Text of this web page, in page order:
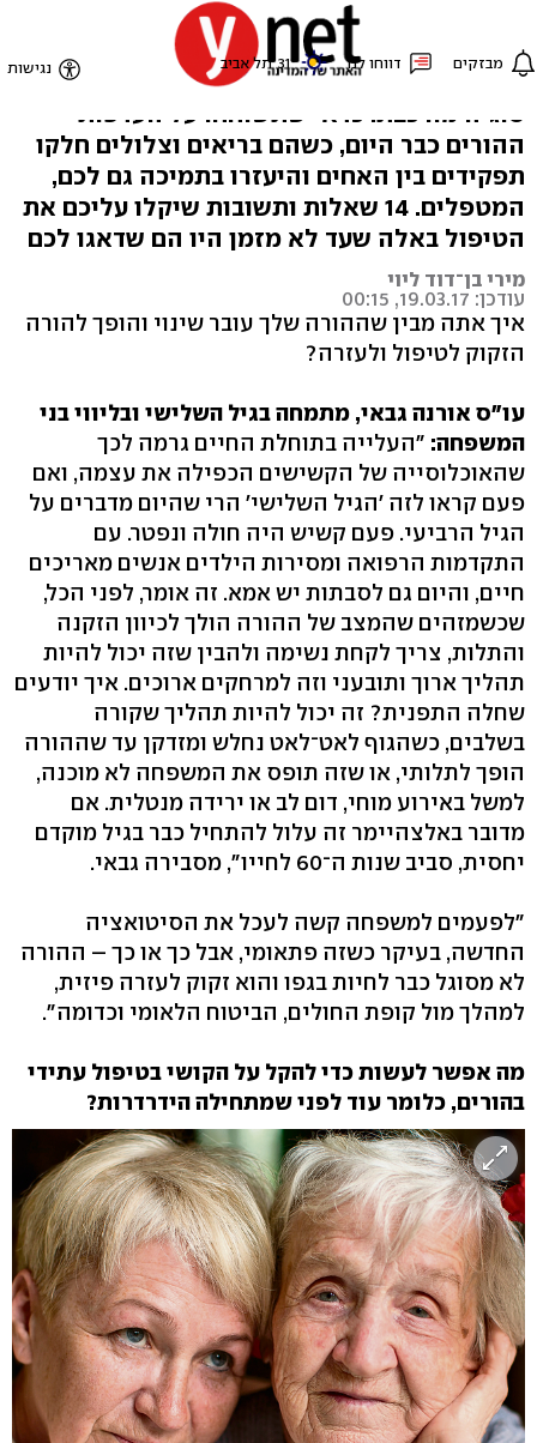
טפל בי לעת זקנה
טיפול בהורים מבוגרים ולעיתים סיעודיים הוא
סוגיה מורכבת. כדאי שתשוחחו על העדפות
ההורים כבר היום, כשהם בריאים וצלולים חלקו
תפקידים בין האחים והיעזרו בתמיכה גם לכם,
המטפלים. 14 שאלות ותשובות שיקלו עליכם את
הטיפול באלה שעד לא מזמן היו הם שדאגו לכם
מירי בן־דוד ליוי
עודכן: 19.03.17, 00:15
איך אתה מבין שההורה שלך עובר שינוי והופך להורה
הזקוק לטיפול ולעזרה?
עו"ס אורנה גבאי, מתמחה בגיל השלישי ובליווי בני
המשפחה: "העלייה בתוחלת החיים גרמה לכך
שהאוכלוסייה של הקשישים הכפילה את עצמה, ואם
פעם קראו לזה 'הגיל השלישי' הרי שהיום מדברים על
הגיל הרביעי. פעם קשיש היה חולה ונפטר. עם
התקדמות הרפואה ומסירות הילדים אנשים מאריכים
חיים, והיום גם לסבתות יש אמא. זה אומר, לפני הכל,
שכשמזהים שהמצב של ההורה הולך לכיוון הזקנה
והתלות, צריך לקחת נשימה ולהבין שזה יכול להיות
תהליך ארוך ותובעני וזה למרחקים ארוכים. איך יודעים
שחלה התפנית? זה יכול להיות תהליך שקורה
בשלבים, כשהגוף לאט־לאט נחלש ומזדקן עד שההורה
הופך לתלותי, או שזה תופס את המשפחה לא מוכנה,
למשל באירוע מוחי, דום לב או ירידה מנטלית. אם
מדובר באלצהיימר זה עלול להתחיל כבר בגיל מוקדם
יחסית, סביב שנות ה־60 לחייו", מסבירה גבאי.
"לפעמים למשפחה קשה לעכל את הסיטואציה
החדשה, בעיקר כשזה פתאומי, אבל כך או כך – ההורה
לא מסוגל כבר לחיות בגפו והוא זקוק לעזרה פיזית,
למהלך מול קופת החולים, הביטוח הלאומי וכדומה".
מה אפשר לעשות כדי להקל על הקושי בטיפול עתידי
בהורים, כלומר עוד לפני שמתחילה הידרדרות?